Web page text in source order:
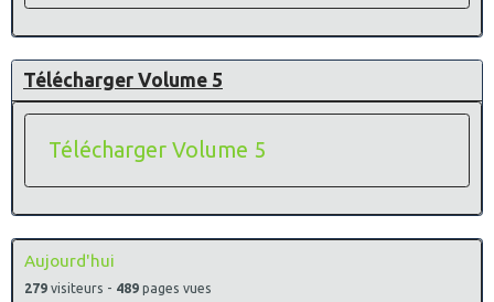
Télécharger Volume 5
Télécharger Volume 5
Aujourd'hui
279 visiteurs - 489 pages vues